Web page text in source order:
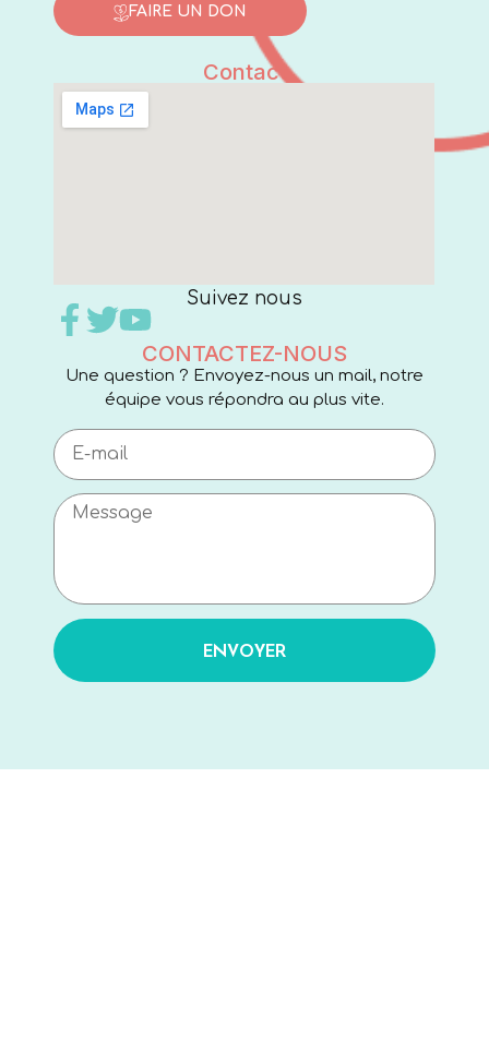
FAIRE UN DON
Contact
Suivez nous
CONTACTEZ-NOUS
Une question ? Envoyez-nous un mail, notre
équipe vous répondra au plus vite.
ENVOYER